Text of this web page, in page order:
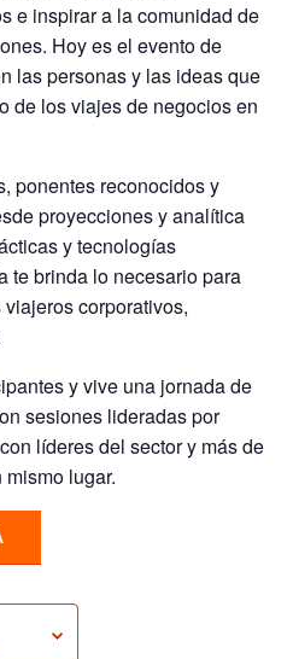
e inspirar a la comunidad de
Hoy es el evento de
las personas y las ideas que
de los viajes de negocios en
ponentes reconocidos y
proyecciones y analítica
y tecnologías
te brinda lo necesario para
corporativos,
y vive una jornada de
sesiones lideradas por
líderes del sector y más de
lugar.